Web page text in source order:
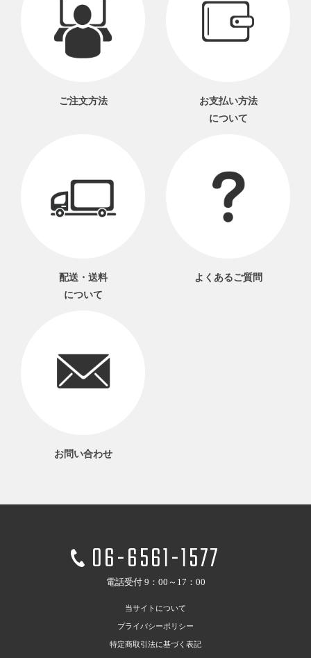
ご注文方法
お支払い方法
について
配送・送料
について
よくあるご質問
お問い合わせ
06-6561-1577
電話受付 9：00～17：00
当サイトについて
プライバシーポリシー
特定商取引法に基づく表記